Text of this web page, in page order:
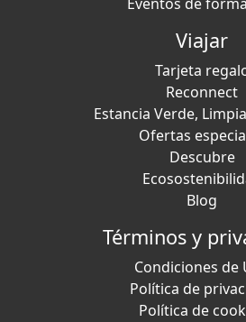
Viajar
Tarjeta
Reconnect
Estancia Verde,
Ofertas
Descubre
Blog
Términos y
Condiciones de
Política de
Política de